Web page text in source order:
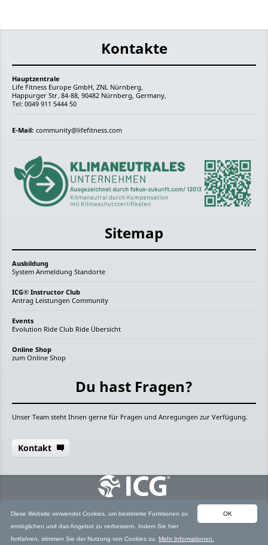
Kontakte
Hauptzentrale
Life Fitness Europe GmbH, ZNL Nürnberg,
Happurger Str. 84-88, 90482 Nürnberg, Germany,
Tel: 0049 911 5444 50
E-Mail: community@lifefitness.com
Sitemap
Ausbildung
System Anmeldung Standorte
ICG® Instructor Club
Antrag Leistungen Community
Events
Evolution Ride Club Ride Übersicht
Online Shop
zum Online Shop
Du hast Fragen?
Unser Team steht Ihnen gerne für Fragen und Anregungen zur Verfügung.
Kontakt
© 2026 ICG AGB Widerrufsbelehrung
Impressum
Datenschutz
OK
Diese Website verwendet Cookies, um bestimmte Funktionen zu
ermöglichen und das Angebot zu verbessern. Indem Sie hier
fortfahren, stimmen Sie der Nutzung von Cookies zu. Mehr Informationen.